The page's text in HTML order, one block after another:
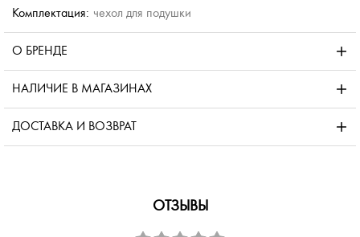
Комплектация: чехол для подушки
О БРЕНДЕ
НАЛИЧИЕ В МАГАЗИНАХ
ДОСТАВКА И ВОЗВРАТ
ОТЗЫВЫ